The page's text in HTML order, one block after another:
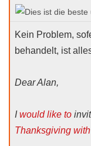
Kein Problem,
behandelt, ist
Dear Alan,
Iwould like to
Thanksgiving